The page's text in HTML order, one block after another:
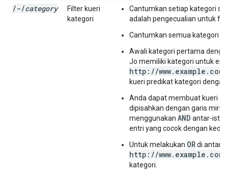
/-/category
Filter kueri
kategori
Cantumkan setiap kategori
adalah pengecualian untuk
Cantumkan semua kategori
Awali kategori pertama
Jo memiliki kategori untuk
http://
kueri predikat kategori dengan
Anda dapat membuat kueri
dipisahkan dengan garis
menggunakan AND antar-
entri yang cocok dengan
Untuk melakukan ORdi antara
http://
kategori.